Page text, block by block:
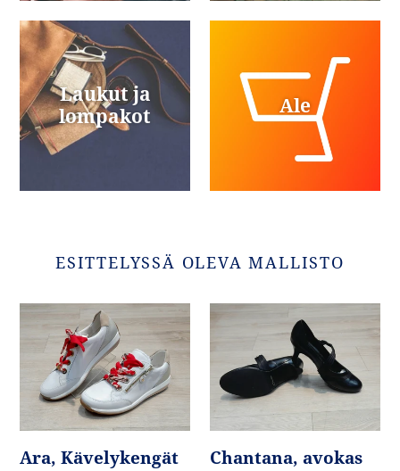
Laukut ja
lompakot
Ale
ESITTELYSSÄ OLEVA MALLISTO
Kävelykengät
vetoketjulla
Ara, Kävelykengät
Chantana,
Chantana, avokas